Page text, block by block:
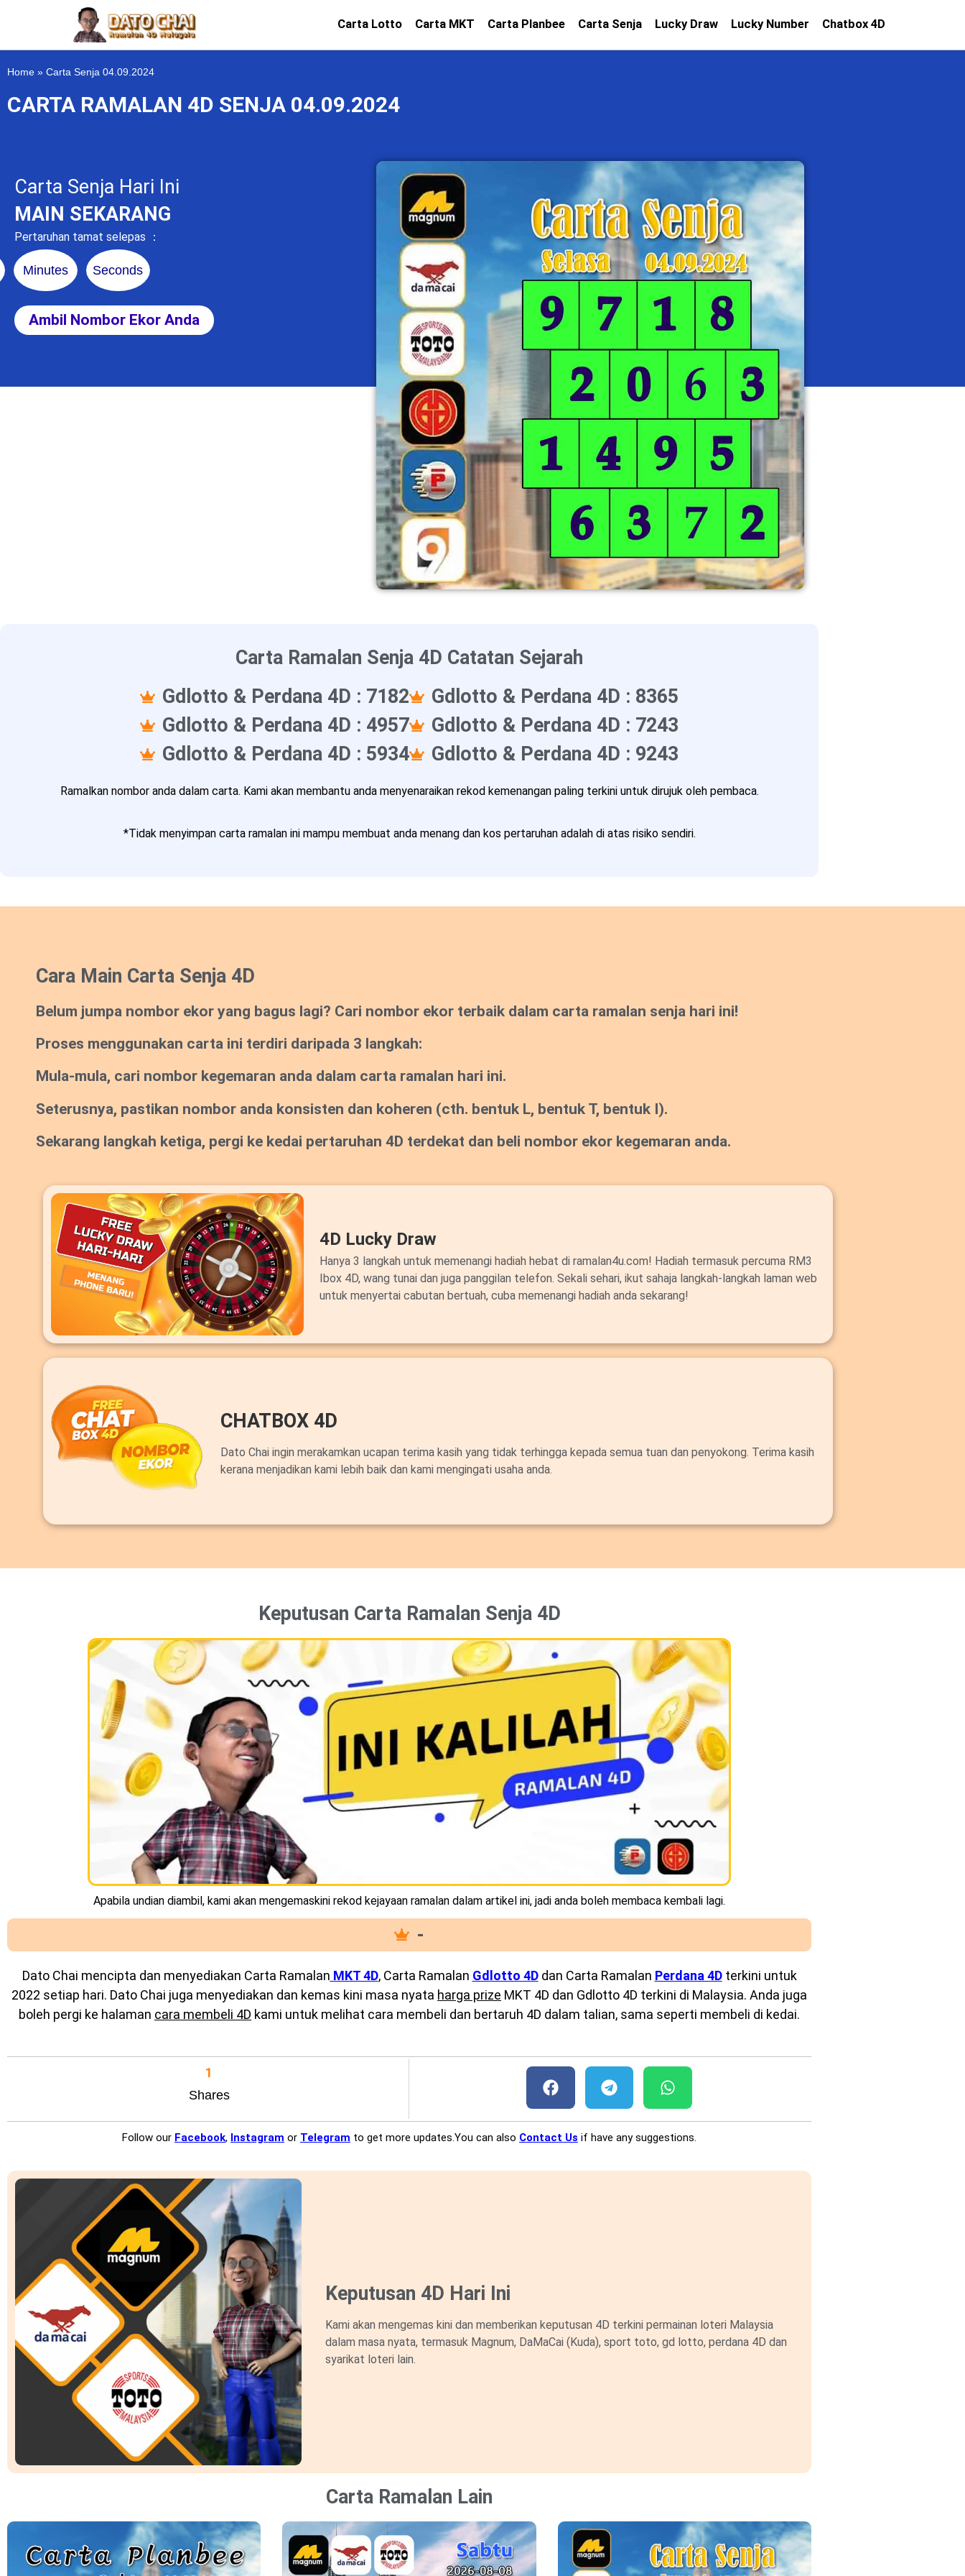
Carta Lotto Carta MKT Carta Planbee Carta Senja Lucky Draw Lucky Number Chatbox 4D
Home » Carta Senja 04.09.2024
CARTA RAMALAN 4D SENJA 04.09.2024
Carta Senja Hari Ini
MAIN SEKARANG
Pertaruhan tamat selepas ：
Minutes Seconds
Ambil Nombor Ekor Anda
Carta Ramalan Senja 4D Catatan Sejarah
Gdlotto & Perdana 4D : 7182
Gdlotto & Perdana 4D : 8365
Gdlotto & Perdana 4D : 4957
Gdlotto & Perdana 4D : 7243
Gdlotto & Perdana 4D : 5934
Gdlotto & Perdana 4D : 9243
Ramalkan nombor anda dalam carta. Kami akan membantu anda menyenaraikan rekod kemenangan paling terkini untuk dirujuk oleh pembaca.
*Tidak menyimpan carta ramalan ini mampu membuat anda menang dan kos pertaruhan adalah di atas risiko sendiri.
Cara Main Carta Senja 4D
Belum jumpa nombor ekor yang bagus lagi? Cari nombor ekor terbaik dalam carta ramalan senja hari ini!
Proses menggunakan carta ini terdiri daripada 3 langkah:
Mula-mula, cari nombor kegemaran anda dalam carta ramalan hari ini.
Seterusnya, pastikan nombor anda konsisten dan koheren (cth. bentuk L, bentuk T, bentuk I).
Sekarang langkah ketiga, pergi ke kedai pertaruhan 4D terdekat dan beli nombor ekor kegemaran anda.
4D Lucky Draw
Hanya 3 langkah untuk memenangi hadiah hebat di ramalan4u.com! Hadiah termasuk percuma RM3
Ibox 4D, wang tunai dan juga panggilan telefon. Sekali sehari, ikut sahaja langkah-langkah laman web
untuk menyertai cabutan bertuah, cuba memenangi hadiah anda sekarang!
CHATBOX 4D
Dato Chai ingin merakamkan ucapan terima kasih yang tidak terhingga kepada semua tuan dan penyokong. Terima kasih
kerana menjadikan kami lebih baik dan kami mengingati usaha anda.
Keputusan Carta Ramalan Senja 4D
Apabila undian diambil, kami akan mengemaskini rekod kejayaan ramalan dalam artikel ini, jadi anda boleh membaca kembali lagi.
-
Dato Chai mencipta dan menyediakan Carta Ramalan MKT 4D, Carta Ramalan Gdlotto 4Ddan Carta Ramalan Perdana 4Dterkini untuk
2022 setiap hari. Dato Chai juga menyediakan dan kemas kini masa nyata harga prize MKT 4D dan Gdlotto 4D terkini di Malaysia. Anda juga
boleh pergi ke halaman cara membeli 4D kami untuk melihat cara membeli dan bertaruh 4D dalam talian, sama seperti membeli di kedai.
Shares
1
Follow our Facebook, Instagram or Telegram to get more updates.You can also Contact Us if have any suggestions.
Keputusan 4D Hari Ini
Kami akan mengemas kini dan memberikan keputusan 4D terkini permainan loteri Malaysia
dalam masa nyata, termasuk Magnum, DaMaCai (Kuda), sport toto, gd lotto, perdana 4D dan
syarikat loteri lain.
Carta Ramalan Lain